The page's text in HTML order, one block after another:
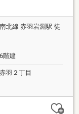
北線 赤羽岩淵駅 徒
階建
羽２丁目